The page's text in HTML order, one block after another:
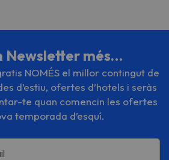
Newsletter més…
NOMÉS el millor contingut de
d’estiu, ofertes d’hotels i seràs
te quan comencin les ofertes
temporada d’esquí.